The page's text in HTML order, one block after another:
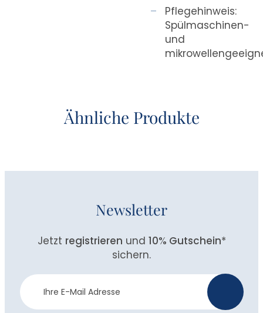
Pflegehinweis:
Spülmaschinen-
und
Ähnliche Produkte
Newsletter
Jetzt registrieren und 10% Gutschein*
sichern.
Newsletter
Anmeldung